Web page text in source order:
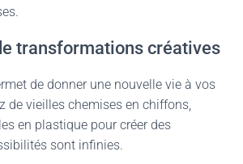
transformations créatives
de donner une nouvelle vie à vos
de vieilles chemises en chiffons,
en plastique pour créer des
sont infinies.